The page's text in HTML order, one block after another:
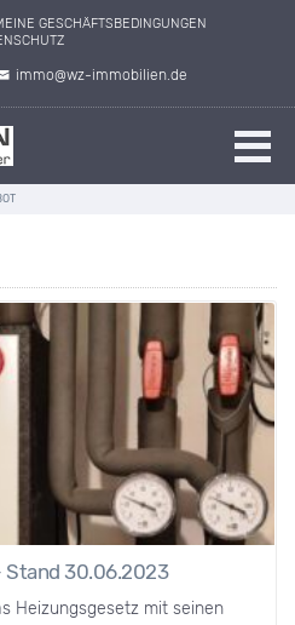
GESCHÄFTSBEDINGUNGEN
immo@wz-immobilien.de
30.06.2023
Heizungsgesetz mit seinen